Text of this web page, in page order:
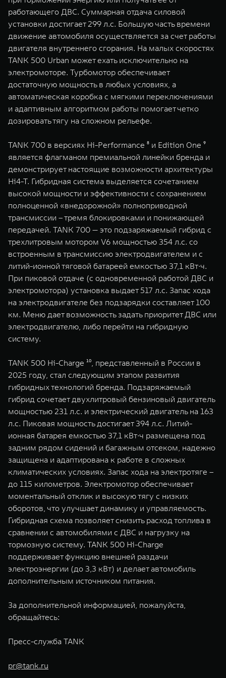
работающего ДВС. Суммарная отдача силовой
установки достигает 299 л.с. Большую часть времени
движение автомобиля осуществляется за счет работы
двигателя внутреннего сгорания. На малых скоростях
TANK 500 Urban может ехать исключительно на
электромоторе. Турбомотор обеспечивает
достаточную мощность в любых условиях, а
автоматическая коробка с мягкими переключениями
и адаптивным алгоритмом работы помогает четко
дозировать тягу на сложном рельефе.
TANK 700 в версиях Hi-Performance ⁸ и Edition One ⁹
является флагманом премиальной линейки бренда и
демонстрирует настоящие возможности архитектуры
Hi4-T. Гибридная система выделяется сочетанием
высокой мощности и эффективности с сохранением
полноценной «внедорожной» полноприводной
трансмиссии – тремя блокировками и понижающей
передачей. TANK 700 — это подзаряжаемый гибрид с
трехлитровым мотором V6 мощностью 354 л.с. со
встроенным в трансмиссию электродвигателем и с
литий-ионной тяговой батареей емкостью 37,1 кВт∙ч.
При пиковой отдаче (с одновременной работой ДВС и
электромотора) установка выдает 517 л.с. Запас хода
на электродвигателе без подзарядки составляет 100
км. Меню дает возможность задать приоритет ДВС или
электродвигателю, либо перейти на гибридную
систему.
TANK 500 Hi-Charge ¹⁰, представленный в России в
2025 году, стал следующим этапом развития
гибридных технологий бренда. Подзаряжаемый
гибрид сочетает двухлитровый бензиновый двигатель
мощностью 231 л.с. и электрический двигатель на 163
л.с. Пиковая мощность достигает 394 л.с. Литий-
ионная батарея емкостью 37,1 кВт∙ч размещена под
задним рядом сидений и багажным отсеком, надежно
защищена и адаптирована к работе в сложных
климатических условиях. Запас хода на электротяге –
до 115 километров. Электромотор обеспечивает
моментальный отклик и высокую тягу с низких
оборотов, что улучшает динамику и управляемость.
Гибридная схема позволяет снизить расход топлива в
сравнении с автомобилями с ДВС и нагрузку на
тормозную систему. TANK 500 Hi-Charge
поддерживает функцию внешней раздачи
электроэнергии (до 3,3 кВт) и делает автомобиль
дополнительным источником питания.
За дополнительной информацией, пожалуйста,
обращайтесь:
Пресс-служба TANK
pr@tank.ru